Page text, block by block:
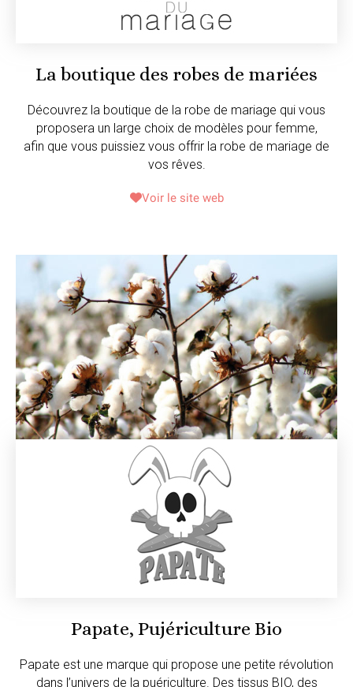
La boutique des robes de mariées
Découvrez la boutique de la robe de mariage qui vous
proposera un large choix de modèles pour femme,
afin que vous puissiez vous offrir la robe de mariage de
vos rêves.
Voir le site web
Papate, Pujériculture Bio
Papate est une marque qui propose une petite révolution
dans l’univers de la puériculture. Des tissus BIO, des